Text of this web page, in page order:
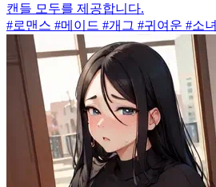
캔들 모두를 제공합니다.
#로맨스 #메이드 #개그 #귀여운 #소녀